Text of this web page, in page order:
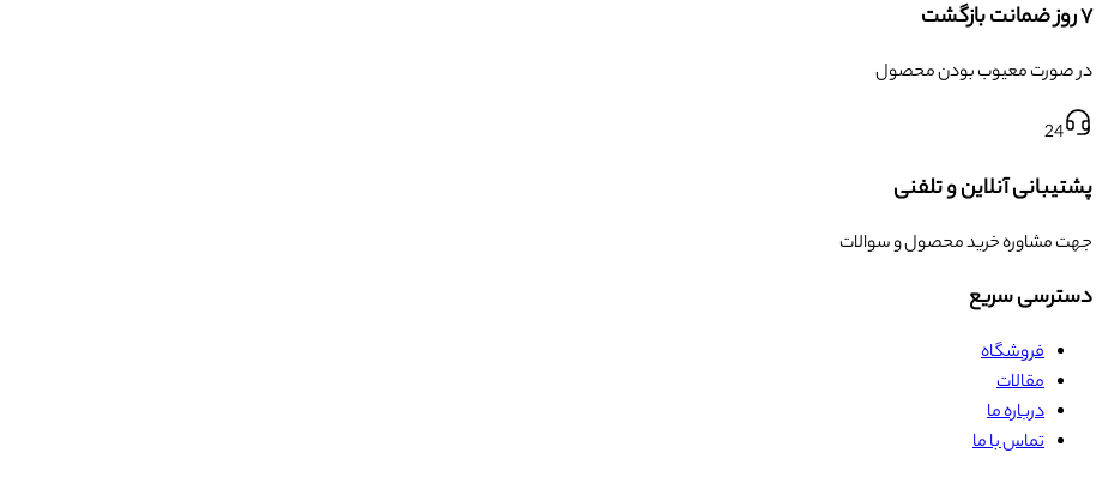
۷ روز ضمانت بازگشت
در صورت معیوب بودن محصول
24
پشتیبانی آنلاین و تلفنی
جهت مشاوره خرید محصول و سوالات
دسترسی سریع
فروشگاه
مقالات
درباره ما
تماس با ما